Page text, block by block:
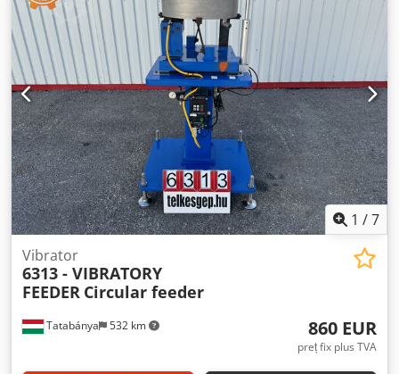
1 /7
Tatabánya 532 km
Vibrator
6313 - VIBRATORY
FEEDER Circular feeder
860 EUR
preț fix plus TVA